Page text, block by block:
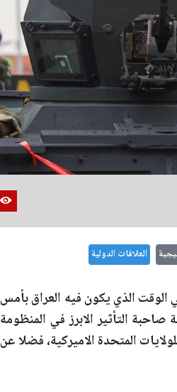
العلاقات الدولية
الوقت الذي يكون فيه العراق بأمس
التأثير الابرز في المنظومة
المتحدة الاميركية، فضلا عن